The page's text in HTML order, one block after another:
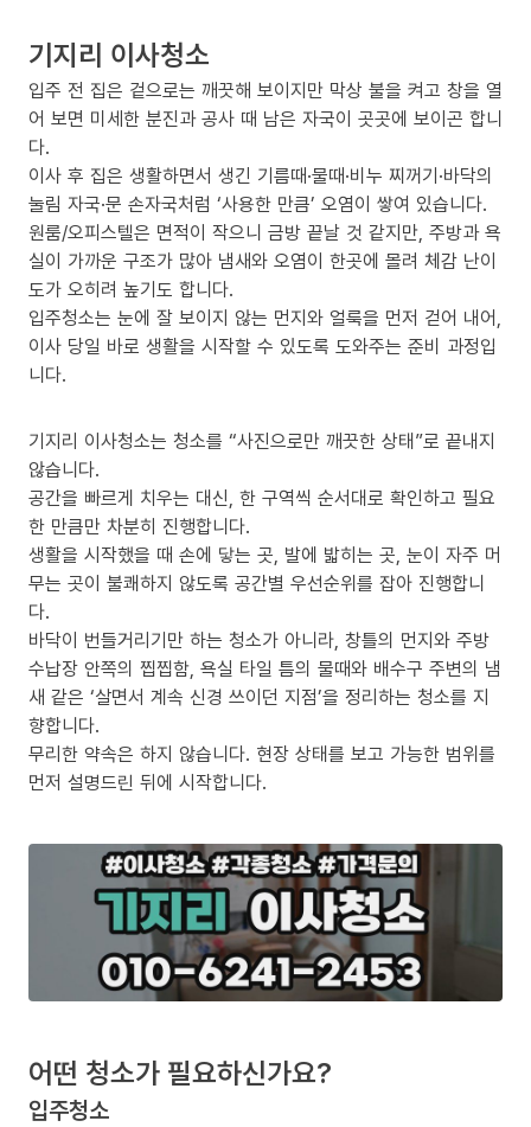
기지리 이사청소
입주 전 집은 겉으로는 깨끗해 보이지만 막상 불을 켜고 창을 열
어 보면 미세한 분진과 공사 때 남은 자국이 곳곳에 보이곤 합니
다.
이사 후 집은 생활하면서 생긴 기름때·물때·비누 찌꺼기·바닥의
눌림 자국·문 손자국처럼 ‘사용한 만큼’ 오염이 쌓여 있습니다.
원룸/오피스텔은 면적이 작으니 금방 끝날 것 같지만, 주방과 욕
실이 가까운 구조가 많아 냄새와 오염이 한곳에 몰려 체감 난이
도가 오히려 높기도 합니다.
입주청소는 눈에 잘 보이지 않는 먼지와 얼룩을 먼저 걷어 내어,
이사 당일 바로 생활을 시작할 수 있도록 도와주는 준비 과정입
니다.
기지리 이사청소는 청소를 “사진으로만 깨끗한 상태”로 끝내지
않습니다.
공간을 빠르게 치우는 대신, 한 구역씩 순서대로 확인하고 필요
한 만큼만 차분히 진행합니다.
생활을 시작했을 때 손에 닿는 곳, 발에 밟히는 곳, 눈이 자주 머
무는 곳이 불쾌하지 않도록 공간별 우선순위를 잡아 진행합니
다.
바닥이 번들거리기만 하는 청소가 아니라, 창틀의 먼지와 주방
수납장 안쪽의 찝찝함, 욕실 타일 틈의 물때와 배수구 주변의 냄
새 같은 ‘살면서 계속 신경 쓰이던 지점’을 정리하는 청소를 지
향합니다.
무리한 약속은 하지 않습니다. 현장 상태를 보고 가능한 범위를
먼저 설명드린 뒤에 시작합니다.
어떤 청소가 필요하신가요?
입주청소